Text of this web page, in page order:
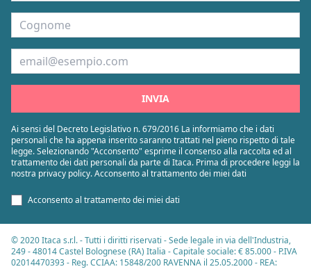
Cognome
Email
INVIA
Ai sensi del Decreto Legislativo n. 679/2016 La informiamo che i dati
personali che ha appena inserito saranno trattati nel pieno rispetto di tale
legge. Selezionando "Acconsento" esprime il consenso alla raccolta ed al
trattamento dei dati personali da parte di Itaca. Prima di procedere leggi la
nostra privacy policy. Acconsento al trattamento dei miei dati
Acconsento al trattamento dei miei dati
© 2020 Itaca s.r.l. - Tutti i diritti riservati - Sede legale in via dell'Industria,
249 - 48014 Castel Bolognese (RA) Italia - Capitale sociale: € 85.000 - P.IVA
02014470393 - Reg. CCIAA: 15848/200 RAVENNA il 25.05.2000 - REA: